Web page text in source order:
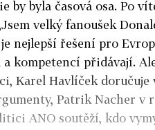
by byla časová osa. Po
velký fanoušek
nejlepší řešení pro
a kompetencí přidávají.
Karel Havlíček doručuje
Patrik Nacher v
ANO soutěží, kdo